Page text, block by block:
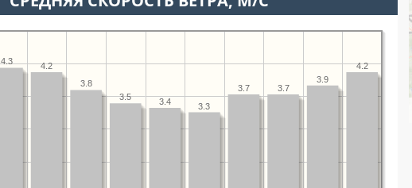
4.2
3.9
3.7
3.7
3.3
3.4
3.5
3.8
4.2
4.3